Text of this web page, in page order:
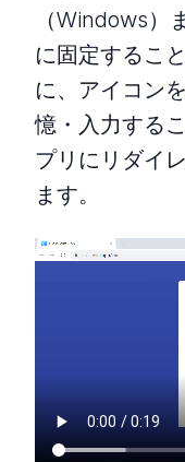
（Windows）
に固定するこ
に、アイコン
憶・入力する
プリにリダイ
ます。